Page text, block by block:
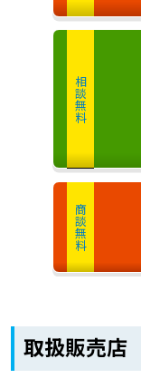
相談無料
商談無料
取扱販売店